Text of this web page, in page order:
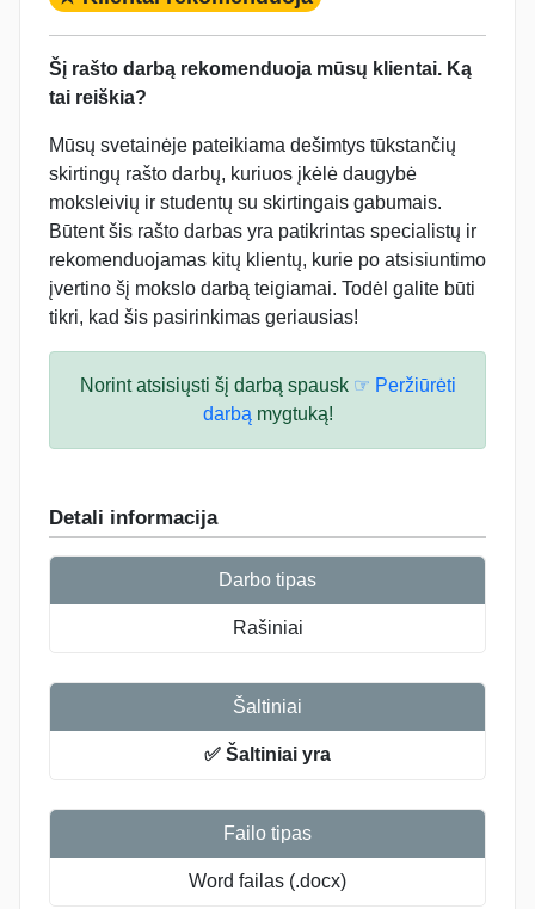
Šį rašto darbą rekomenduoja mūsų klientai. Ką
tai reiškia?
Mūsų svetainėje pateikiama dešimtys tūkstančių
skirtingų rašto darbų, kuriuos įkėlė daugybė
moksleivių ir studentų su skirtingais gabumais.
Būtent šis rašto darbas yra patikrintas specialistų ir
rekomenduojamas kitų klientų, kurie po atsisiuntimo
įvertino šį mokslo darbą teigiamai. Todėl galite būti
tikri, kad šis pasirinkimas geriausias!
Norint atsisiųsti šį darbą spausk ☞ Peržiūrėti
darbą mygtuką!
Detali informacija
Darbo tipas
Rašiniai
Šaltiniai
✅ Šaltiniai yra
Failo tipas
Word failas (.docx)